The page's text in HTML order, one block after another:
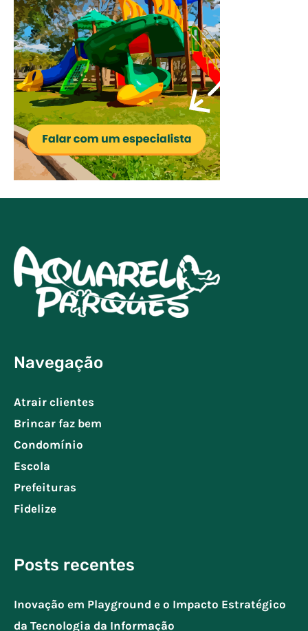
Navegação
Atrair clientes
Brincar faz bem
Condomínio
Escola
Prefeituras
Fidelize
Posts recentes
Inovação em Playground e o Impacto Estratégico
da Tecnologia da Informação